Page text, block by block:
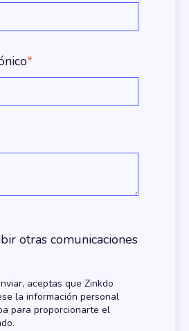
*
otras comunicaciones
aceptas que Zinkdo
la información personal
para proporcionarte el